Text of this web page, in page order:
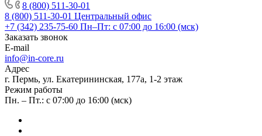
8 (800) 511-30-01
8 (800) 511-30-01 Центральный офис
+7 (342) 235-75-60 Пн–Пт: с 07:00 до 16:00 (мск)
Заказать звонок
E-mail
info@in-core.ru
Адрес
г. Пермь, ул. ​Екатерининская, 177а, ​1-2 этаж
Режим работы
Пн. – Пт.: с 07:00 до 16:00 (мск)